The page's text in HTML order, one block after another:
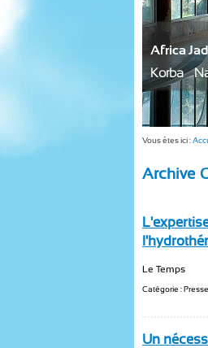
Africa
Korba -
Vous êtes ici :
Archive
Le Temps
Catégorie :
Un